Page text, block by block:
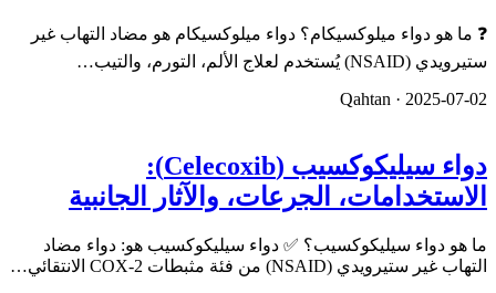
❓ ما هو دواء ميلوكسيكام؟ دواء ميلوكسيكام هو مضاد التهاب غير
ستيرويدي (NSAID) يُستخدم لعلاج الألم، التورم، والتيب…
Qahtan · 2025-07-02
دواء سيليكوكسيب (Celecoxib):
الاستخدامات، الجرعات، والآثار الجانبية
ما هو دواء سيليكوكسيب؟ ✅ دواء سيليكوكسيب هو: دواء مضاد
التهاب غير ستيرويدي (NSAID) من فئة مثبطات COX-2 الانتقائي…